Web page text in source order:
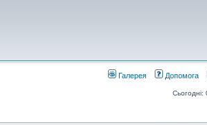
Галерея Допомога